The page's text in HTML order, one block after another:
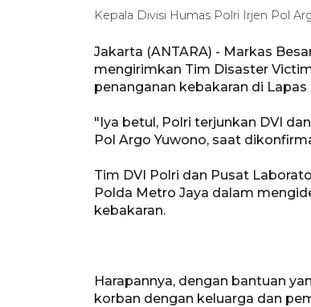
Kepala Divisi Humas Polri Irjen Pol
Jakarta (ANTARA) - Markas
mengirimkan Tim Disaster
penanganan kebakaran di Lapas
"Iya betul, Polri terjunkan DVI
Pol Argo Yuwono, saat
Tim DVI Polri dan Pusat
Polda Metro Jaya dalam
kebakaran.
Harapannya, dengan bantuan
korban dengan keluarga dan